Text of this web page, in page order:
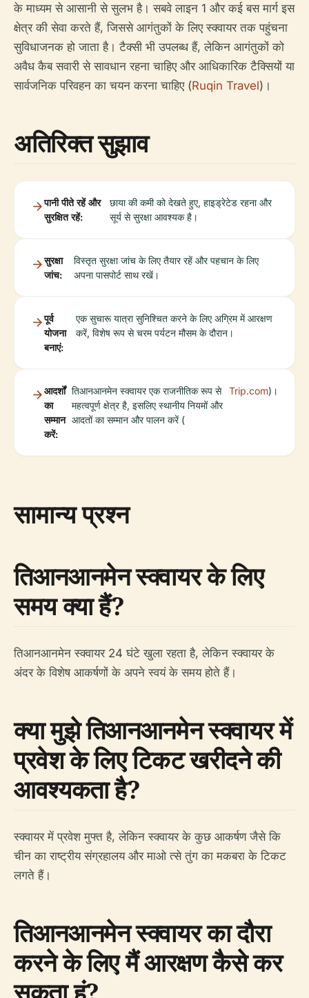
के माध्यम से आसानी से सुलभ है। सबवे लाइन 1 और कई बस मार्ग इस
क्षेत्र की सेवा करते हैं, जिससे आगंतुकों के लिए स्क्वायर तक पहुंचना
सुविधाजनक हो जाता है। टैक्सी भी उपलब्ध हैं, लेकिन आगंतुकों को
अवैध कैब सवारी से सावधान रहना चाहिए और आधिकारिक टैक्सियों या
सार्वजनिक परिवहन का चयन करना चाहिए (Ruqin Travel)।
अतिरिक्त सुझाव
पानी पीते रहें और
सुरक्षित रहें:
छाया की कमी को देखते हुए, हाइड्रेटेड रहना और
सूर्य से सुरक्षा आवश्यक है।
सुरक्षा
जांच:
विस्तृत सुरक्षा जांच के लिए तैयार रहें और पहचान के लिए
अपना पासपोर्ट साथ रखें।
पूर्व
योजना
बनाएं:
एक सुचारू यात्रा सुनिश्चित करने के लिए अग्रिम में आरक्षण
करें, विशेष रूप से चरम पर्यटन मौसम के दौरान।
आदर्शों
का
सम्मान
करें:
तिआनआनमेन स्क्वायर एक राजनीतिक रूप से
महत्वपूर्ण क्षेत्र है, इसलिए स्थानीय नियमों और
आदतों का सम्मान और पालन करें (
Trip.com)।
सामान्य प्रश्न
तिआनआनमेन स्क्वायर के लिए
समय क्या हैं?
तिआनआनमेन स्क्वायर 24 घंटे खुला रहता है, लेकिन स्क्वायर के
अंदर के विशेष आकर्षणों के अपने स्वयं के समय होते हैं।
क्या मुझे तिआनआनमेन स्क्वायर में
प्रवेश के लिए टिकट खरीदने की
आवश्यकता है?
स्क्वायर में प्रवेश मुफ्त है, लेकिन स्क्वायर के कुछ आकर्षण जैसे कि
चीन का राष्ट्रीय संग्रहालय और माओ त्से तुंग का मकबरा के टिकट
लगते हैं।
तिआनआनमेन स्क्वायर का दौरा
करने के लिए मैं आरक्षण कैसे कर